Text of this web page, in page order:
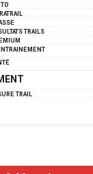
TRAILS
TRAIL